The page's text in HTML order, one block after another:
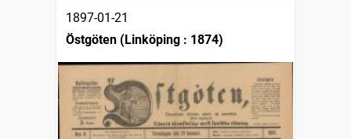
1897-01-21
Östgöten (Linköping : 1874)